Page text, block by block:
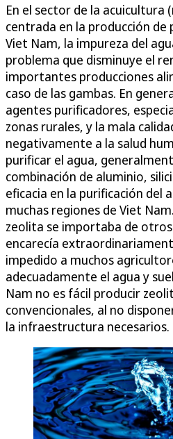
En el sector de la acuicultura
centrada en la producción de
Viet Nam, la impureza del
problema que disminuye el
importantes producciones
caso de las gambas. En
agentes purificadores,
zonas rurales, y la mala
negativamente a la salud
purificar el agua,
combinación de aluminio,
eficacia en la purificación del
muchas regiones de Viet
zeolita se importaba de otros
encarecía
impedido a muchos
adecuadamente el agua y
Nam no es fácil producir
convencionales, al no
la infraestructura necesarios.